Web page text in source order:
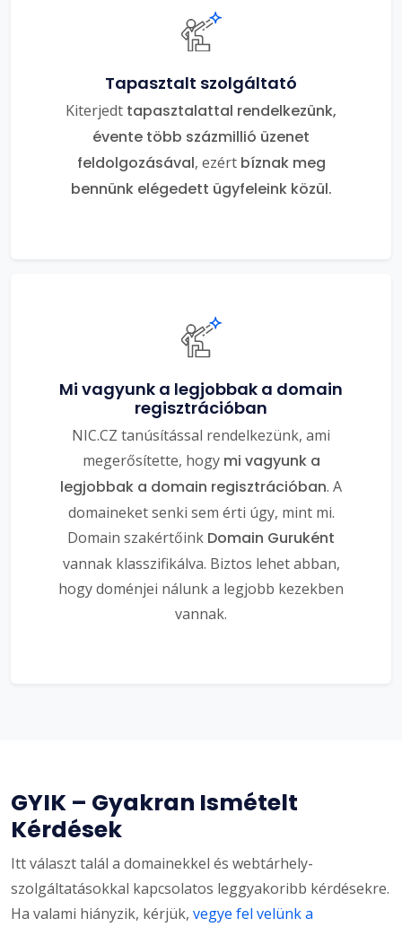
Tapasztalt szolgáltató
Kiterjedt tapasztalattal rendelkezünk,
évente több százmillió üzenet
feldolgozásával, ezért bíznak meg
bennünk elégedett ügyfeleink közül.
Mi vagyunk a legjobbak a domain
regisztrációban
NIC.CZ tanúsítással rendelkezünk, ami
megerősítette, hogy mi vagyunk a
legjobbak a domain regisztrációban. A
domaineket senki sem érti úgy, mint mi.
Domain szakértőink Domain Guruként
vannak klasszifikálva. Biztos lehet abban,
hogy doménjei nálunk a legjobb kezekben
vannak.
GYIK – Gyakran Ismételt
Kérdések
Itt választ talál a domainekkel és webtárhely-
szolgáltatásokkal kapcsolatos leggyakoribb kérdésekre.
Ha valami hiányzik, kérjük, vegye fel velünk a